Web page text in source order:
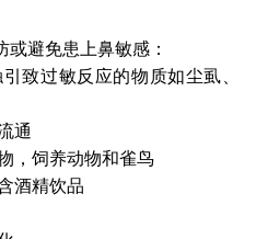
避免患上鼻敏感：
致过敏反应的物质如尘虱、
通
，饲养动物和雀鸟
酒精饮品